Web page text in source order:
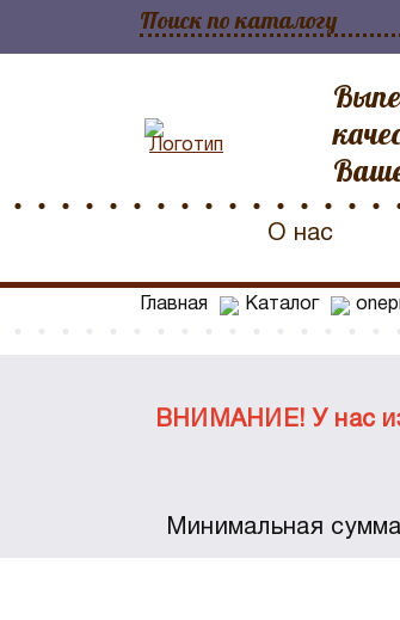
О нас
Главная Каталог
ВНИМАНИЕ! У нас
Минимальная